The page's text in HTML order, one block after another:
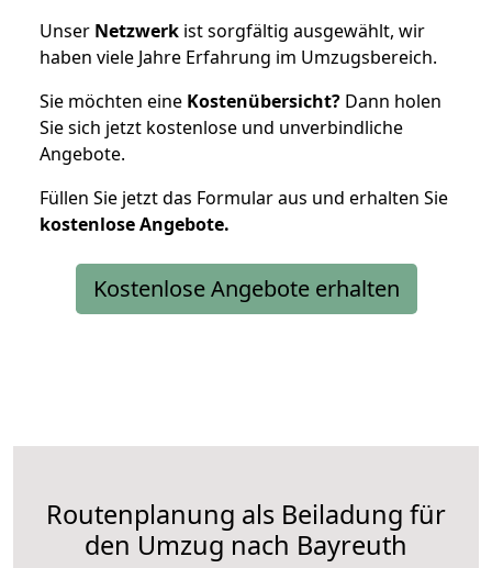
Unser Netzwerk ist sorgfältig ausgewählt, wir
haben viele Jahre Erfahrung im Umzugsbereich.
Sie möchten eine Kostenübersicht? Dann holen
Sie sich jetzt kostenlose und unverbindliche
Angebote.
Füllen Sie jetzt das Formular aus und erhalten Sie
kostenloseAngebote.
Kostenlose Angebote erhalten
Routenplanung als Beiladung für
den Umzug nach Bayreuth